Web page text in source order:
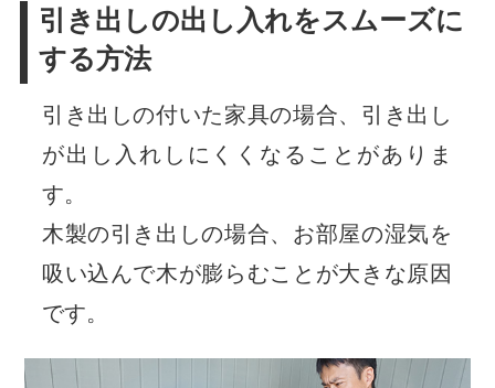
引き出しの出し入れをスムーズに
する方法
引き出しの付いた家具の場合、引き出し
が出し入れしにくくなることがありま
す。
木製の引き出しの場合、お部屋の湿気を
吸い込んで木が膨らむことが大きな原因
です。